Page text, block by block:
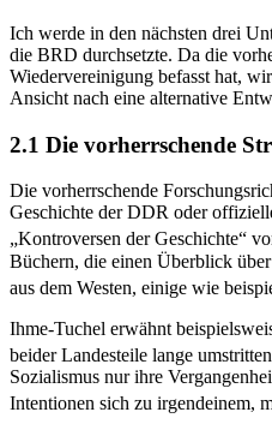
Ich werde in den nächsten drei
die BRD durchsetzte. Da die
Wiedervereinigung befasst hat,
Ansicht nach eine alternati­ve
2.1 Die vorherrschende
Die vorherrschende
Geschichte der DDR oder
„Kontroversen der Geschichte“
Büchern, die einen Überblick
aus dem Wes­ten, einige wie
Ihme-Tuchel erwähnt
beider Landesteile lange
Sozialismus nur ihre
Intentionen sich zu irgendeinem,